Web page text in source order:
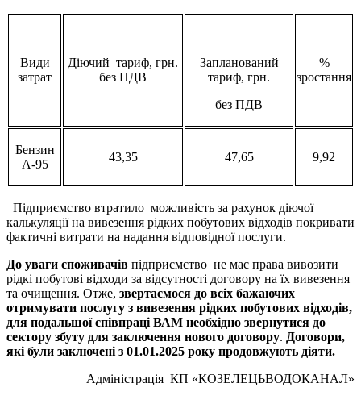
Види
затрат
Діючий тариф, грн.
без ПДВ
Запланований
тариф, грн.
без ПДВ
%
зростання
Бензин
А-95
43,35 47,65 9,92
Підприємство втратило можливість за рахунок діючої
калькуляції на вивезення рідких побутових відходів покривати
фактичні витрати на надання відповідної послуги.
До уваги споживачів підприємство не має права вивозити
рідкі побутові відходи за відсутності договору на їх вивезення
та очищення. Отже, звертаємося до всіх бажаючих
отримувати послугу з вивезення рідких побутових відходів,
для подальшої співпраці ВАМ необхідно звернутися до
сектору збуту для заключення нового договору. Договори,
які були заключені з 01.01.2025 року продовжують діяти.
Адміністрація КП «КОЗЕЛЕЦЬВОДОКАНАЛ»